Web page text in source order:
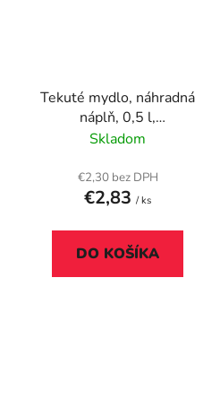
Tekuté mydlo, náhradná
náplň, 0,5 l,
PALMOLIVE Nourishing
Skladom
€2,30 bez DPH
€2,83 / ks
DO KOŠÍKA